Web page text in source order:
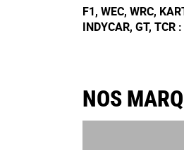
F1, WEC, WRC,
INDYCAR, GT, TCR
NOS